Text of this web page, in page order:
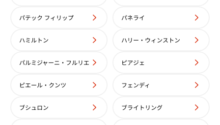
パテック フィリップ パネライ
ハミルトン ハリー・ウィンストン
パルミジャーニ・フルリエ ピアジェ
ピエール・クンツ フェンディ
ブシュロン ブライトリング